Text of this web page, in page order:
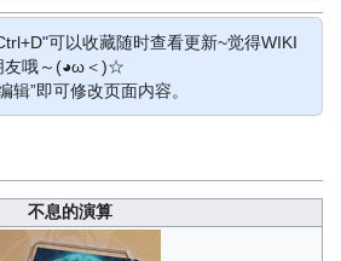
可以收藏随时查看更新~觉得WIKI
友哦～(◕ω＜)☆
”即可修改页面内容。
不息的演算